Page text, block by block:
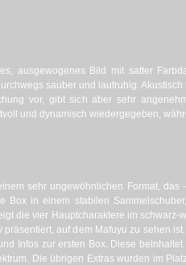
ausgewogenes Bild mit satter
sauber und laufruhig.
vor, gibt sich aber sehr
und dynamisch wiedergegeben,
sehr ungewöhnlichen Format,
Box in einem stabilen
die vier Hauptcharaktere im
präsentiert, auf dem Mafuyu zu sehen
Infos zur ersten Box. Diese
Die übrigen Extras wurden im